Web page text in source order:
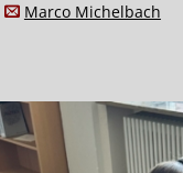
Marco Michelbach